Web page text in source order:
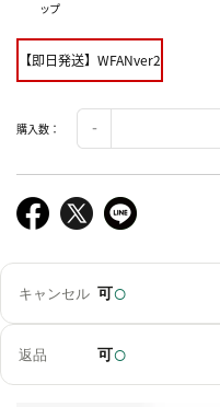
ップ
【即日発送】WFANver2
購入数：
キャンセル 可○
返品 可○